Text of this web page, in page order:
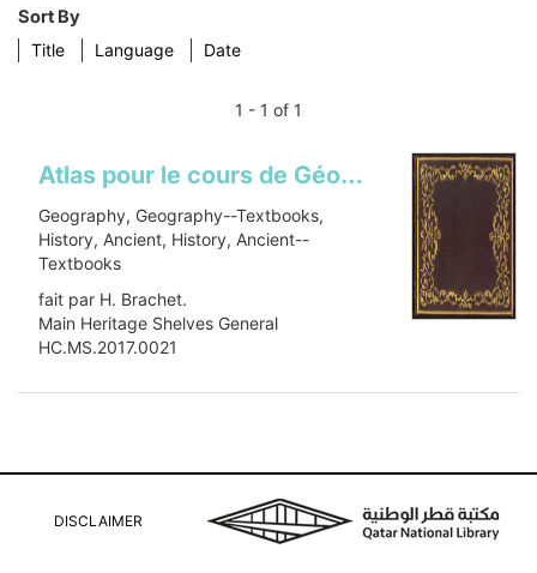
Sort By
Title Language Date
1 - 1 of 1
Atlas pour le cours de Géographie et dHistoire ancienne pendant lannée scolaire 1840: avec le Sommaire de chaque leçon
Geography, Geography--Textbooks,
History, Ancient, History, Ancient--
Textbooks
fait par H. Brachet.
Main Heritage Shelves General
HC.MS.2017.0021
Item-ID: i24521000
DISCLAIMER